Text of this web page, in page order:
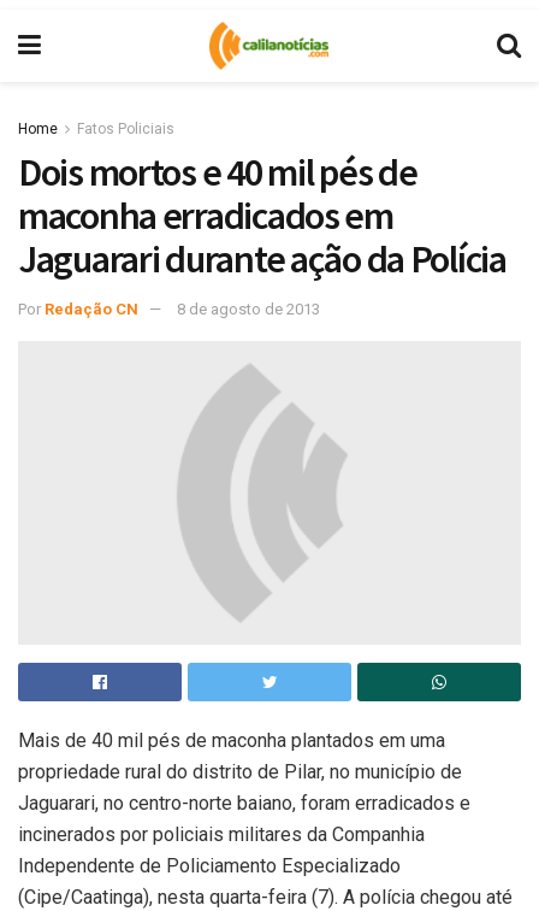
Home Fatos Policiais
Dois mortos e 40 mil pés de
maconha erradicados em
Jaguarari durante ação da Polícia
Por Redação CN 8 de agosto de 2013
Mais de 40 mil pés de maconha plantados em uma
propriedade rural do distrito de Pilar, no município de
Jaguarari, no centro-norte baiano, foram erradicados e
incinerados por policiais militares da Companhia
Independente de Policiamento Especializado
(Cipe/Caatinga), nesta quarta-feira (7). A polícia chegou até